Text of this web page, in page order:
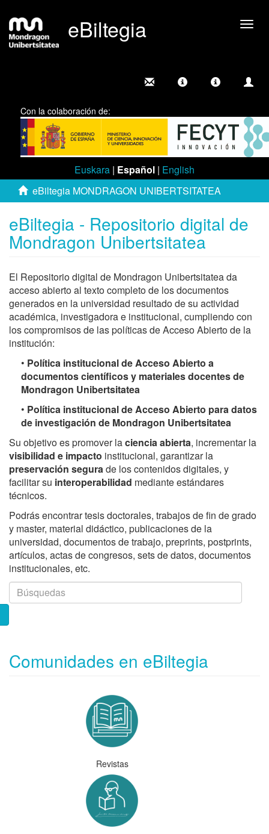
eBiltegia
Con la colaboración de:
Euskara | Español | English
eBiltegia MONDRAGON UNIBERTSITATEA
eBiltegia - Repositorio digital de
Mondragon Unibertsitatea
El Repositorio digital de Mondragon Unibertsitatea da
acceso abierto al texto completo de los documentos
generados en la universidad resultado de su actividad
académica, investigadora e institucional, cumpliendo con
los compromisos de las políticas de Acceso Abierto de la
institución:
• Política institucional de Acceso Abierto a
documentos científicos y materiales docentes de
Mondragon Unibertsitatea
• Política institucional de Acceso Abierto para datos
de investigación de Mondragon Unibertsitatea
Su objetivo es promover laciencia abierta, incrementar la
visibilidad e impacto institucional, garantizar la
preservación segurade los contenidos digitales, y
facilitar su interoperabilidad mediante estándares
técnicos.
Podrás encontrar tesis doctorales, trabajos de fin de grado
y master, material didáctico, publicaciones de la
universidad, documentos de trabajo, preprints, postprints,
artículos, actas de congresos, sets de datos, documentos
institucionales, etc.
Comunidades en eBiltegia
Revistas